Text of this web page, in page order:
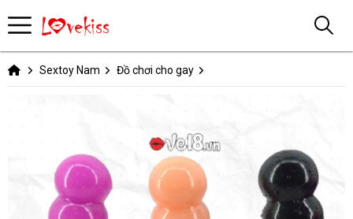
Sextoy Nam Đồ chơi cho gay